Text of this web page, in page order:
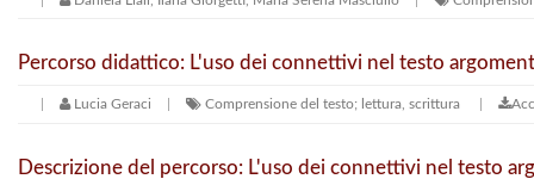
Percorso didattico: L'uso dei connettivi nel testo
Lucia Geraci Comprensione del testo; lettura, scrittura
Descrizione del percorso: L'uso dei connettivi nel testo